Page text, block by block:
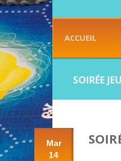
ACCUEIL
SOIRÉE
Mar
14